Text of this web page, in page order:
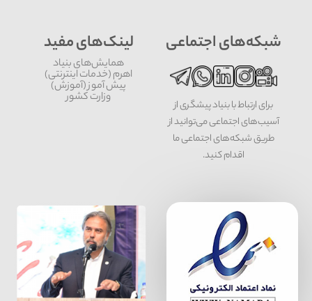
شبکه‌های اجتماعی
برای ارتباط با بنیاد پیشگری از
آسیب‌های اجتماعی می‌توانید از
طریق شبکه‌‎های اجتماعی ما
اقدام کنید.
لینک‌های مفید
همایش‌های بنیاد
اهرم (خدمات اینترنتی)
پیش آموز (آموزش)
وزارت کشور